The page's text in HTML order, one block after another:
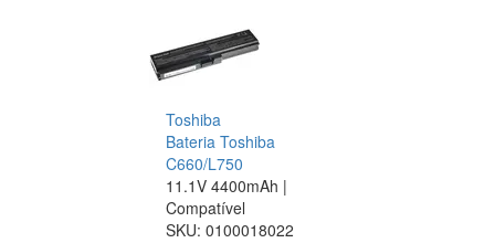
Toshiba
Bateria Toshiba
C660/L750
11.1V 4400mAh |
Compatível
SKU: 0100018022